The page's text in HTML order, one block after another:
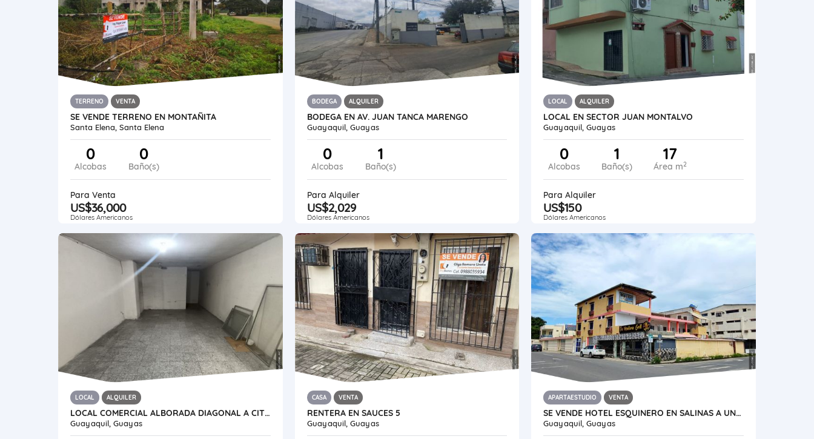
TERRENO VENTA
SE VENDE TERRENO EN MONTAÑITA
Santa Elena, Santa Elena
0
Alcobas
0
Baño(s)
Para Venta
US$36,000
Dólares Americanos
BODEGA ALQUILER
BODEGA EN AV. JUAN TANCA MARENGO
Guayaquil, Guayas
0
Alcobas
1
Baño(s)
Para Alquiler
US$2,029
Dólares Americanos
LOCAL ALQUILER
LOCAL EN SECTOR JUAN MONTALVO
Guayaquil, Guayas
0
Alcobas
1
Baño(s)
17
Área m2
Para Alquiler
US$150
Dólares Americanos
LOCAL ALQUILER
LOCAL COMERCIAL ALBORADA DIAGONAL A CITY MALL
Guayaquil, Guayas
CASA VENTA
RENTERA EN SAUCES 5
Guayaquil, Guayas
APARTAESTUDIO VENTA
SE VENDE HOTEL ESQUINERO EN SALINAS A UNA CUADRA DEL MALECON
Guayaquil, Guayas